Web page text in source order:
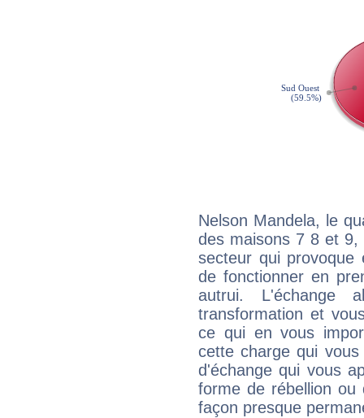
Nelson Mandela, le
des maisons 7 8 et
secteur qui provoque
de fonctionner en
autrui. L'échange
transformation et
ce qui en vous
cette charge qui
d'échange qui vous
forme de rébellion ou
façon presque